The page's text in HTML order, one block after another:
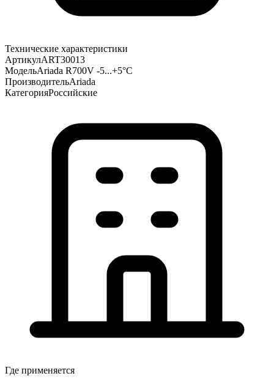
Технические характеристики
АртикулART30013
МодельAriada R700V -5...+5°С
ПроизводительAriada
КатегорияРоссийские
Где применяется